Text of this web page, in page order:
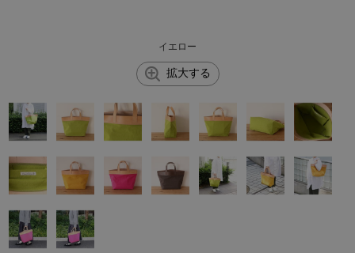
販サイト
イエロー
拡大する